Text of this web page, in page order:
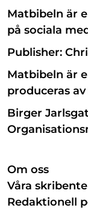
Matbibeln är
på sociala
Publisher:
Matbibeln är
produceras
Birger
Om oss
Våra
Redaktionell